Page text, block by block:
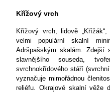
Křížový vrch
Křížový vrch, lidově
velmi populární skalní
Adršpašským skalám. Zdejší
slavnějšího souseda,
svrchnokřídového stáří
vyznačuje mimořádnou
reliéfu. Okrajové skalní věže